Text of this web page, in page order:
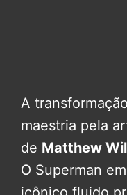
A
maestria pela
de Matthew
O Superman